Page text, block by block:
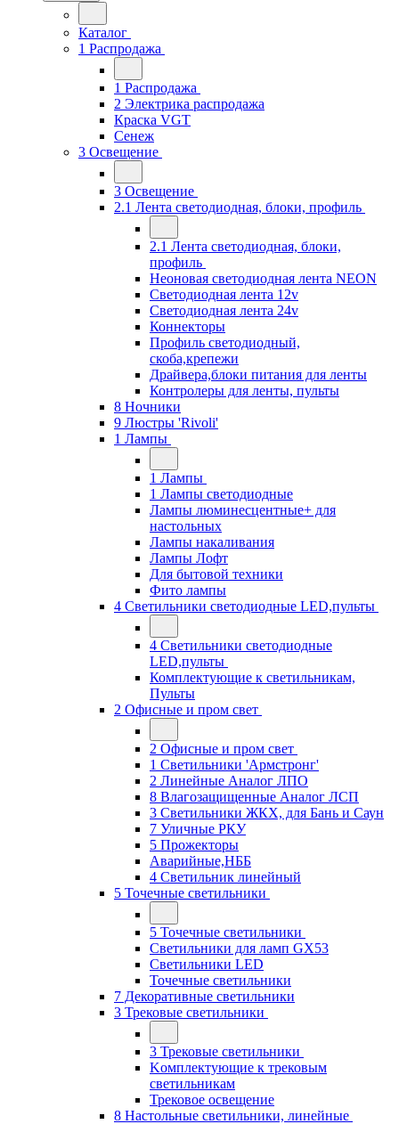
Каталог
1 Распродажа
1 Распродажа
2 Электрика распродажа
Краска VGT
Сенеж
3 Освещение
3 Освещение
2.1 Лента светодиодная, блоки, профиль
2.1 Лента светодиодная, блоки,
профиль
Неоновая светодиодная лента NEON
Светодиодная лента 12v
Светодиодная лента 24v
Коннекторы
Профиль светодиодный,
скоба,крепежи
Драйвера,блоки питания для ленты
Контролеры для ленты, пульты
8 Ночники
9 Люстры 'Rivoli'
1 Лампы
1 Лампы
1 Лампы светодиодные
Лампы люминесцентные+ для
настольных
Лампы накаливания
Лампы Лофт
Для бытовой техники
Фито лампы
4 Светильники светодиодные LED,пульты
4 Светильники светодиодные
LED,пульты
Комплектующие к светильникам,
Пульты
2 Офисные и пром свет
2 Офисные и пром свет
1 Светильники 'Армстронг'
2 Линейные Аналог ЛПО
8 Влагозащищенные Аналог ЛСП
3 Светильники ЖКХ, для Бань и Саун
7 Уличные РКУ
5 Прожекторы
Аварийные,НББ
4 Светильник линейный
5 Точечные светильники
5 Точечные светильники
Светильники для ламп GХ53
Cветильники LED
Точечные светильники
7 Декоративные светильники
3 Трековые светильники
3 Трековые светильники
Kомплектующие к трековым
светильникам
Трековое освещение
8 Настольные светильники, линейные